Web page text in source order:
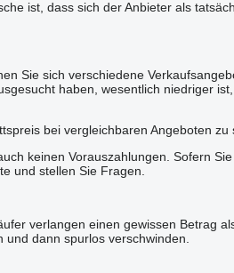
ist, dass sich der Anbieter als
Sie sich verschiedene
haben, wesentlich niedriger
bei vergleichbaren Angeboten zu
keinen Vorauszahlungen. Sofern
und stellen Sie Fragen.
verlangen einen gewissen Betrag
dann spurlos verschwinden.